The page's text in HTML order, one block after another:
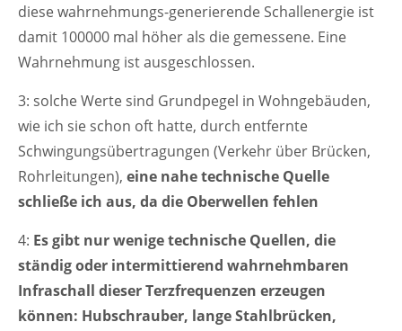
diese wahrnehmungs-generierende Schallenergie ist
damit 100000 mal höher als die gemessene. Eine
Wahrnehmung ist ausgeschlossen.
3: solche Werte sind Grundpegel in Wohngebäuden,
wie ich sie schon oft hatte, durch entfernte
Schwingungsübertragungen (Verkehr über Brücken,
Rohrleitungen), eine nahe technische Quelle
schließe ich aus, da die Oberwellen fehlen
4: Es gibt nur wenige technische Quellen, die
ständig oder intermittierend wahrnehmbaren
Infraschall dieser Terzfrequenzen erzeugen
können: Hubschrauber, lange Stahlbrücken,